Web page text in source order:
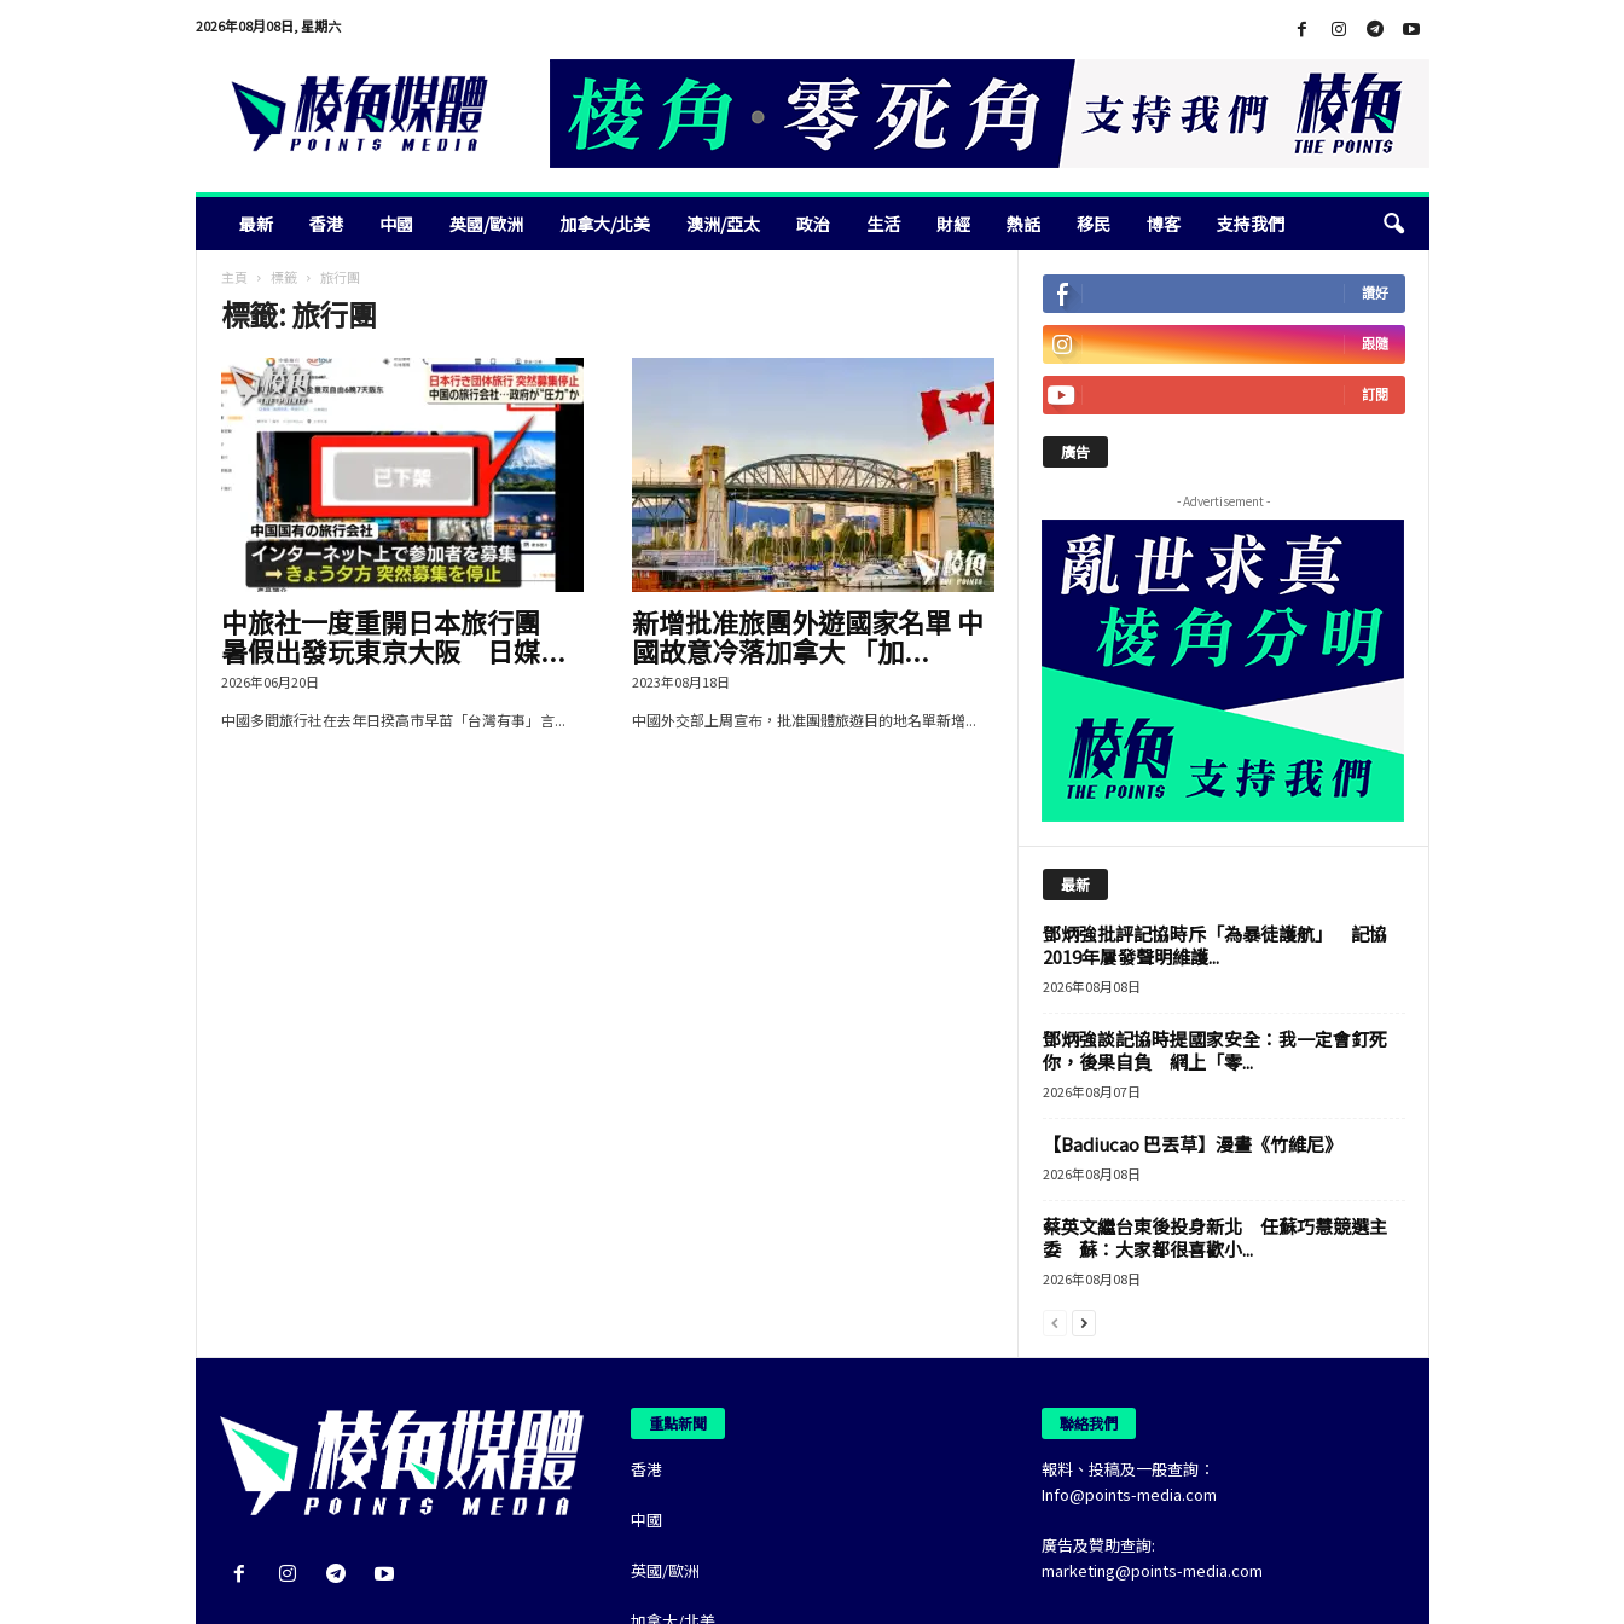
2026年08月08日, 星期六
最新 香港 中國 英國/歐洲 加拿大/北美 澳洲/亞太 政治 生活 財經 熱話 移民 博客 支持我們
主頁 標籤 旅行團
標籤: 旅行團
中旅社一度重開日本旅行團
暑假出發玩東京大阪 日媒...
2026年06月20日
中國多間旅行社在去年日揆高市早苗「台灣有事」言...
新增批准旅團外遊國家名單 中
國故意冷落加拿大 「加...
2023年08月18日
中國外交部上周宣布，批准團體旅遊目的地名單新增...
讚好
跟隨
訂閱
廣告
- Advertisement -
最新
鄧炳強批評記協時斥「為暴徒護航」 記協
2019年屢發聲明維護...
2026年08月08日
鄧炳強談記協時提國家安全：我一定會釘死
你，後果自負 網上「零...
2026年08月07日
【Badiucao 巴丟草】漫畫《竹維尼》
2026年08月08日
蔡英文繼台東後投身新北 任蘇巧慧競選主
委 蘇：大家都很喜歡小...
2026年08月08日
重點新聞
香港
中國
英國/歐洲
聯絡我們
報料、投稿及一般查詢：
Info@points-media.com
廣告及贊助查詢:
marketing@points-media.com